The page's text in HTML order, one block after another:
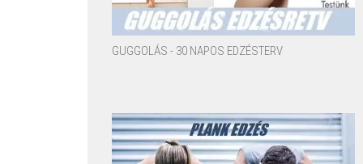
GUGGOLÁS - 30 NAPOS EDZÉSTERV